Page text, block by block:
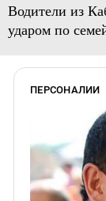
Водители из
ударом по
ПЕРСОНАЛИИ